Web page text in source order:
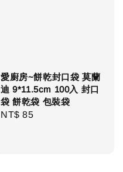
愛廚房~餅乾封口袋 莫蘭
迪 9*11.5cm 100入 封口
袋 餅乾袋 包裝袋
Regular
NT$ 85